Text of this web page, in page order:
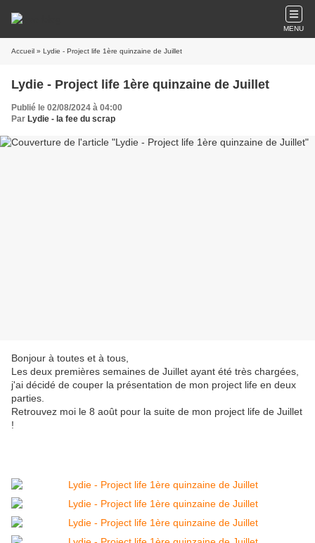
MENU
Accueil » Lydie - Project life 1ère quinzaine de Juillet
Lydie - Project life 1ère quinzaine de Juillet
Publié le 02/08/2024 à 04:00
Par Lydie - la fee du scrap
Bonjour à toutes et à tous,
Les deux premières semaines de Juillet ayant été très chargées,
j'ai décidé de couper la présentation de mon project life en deux
parties.
Retrouvez moi le 8 août pour la suite de mon project life de Juillet
!